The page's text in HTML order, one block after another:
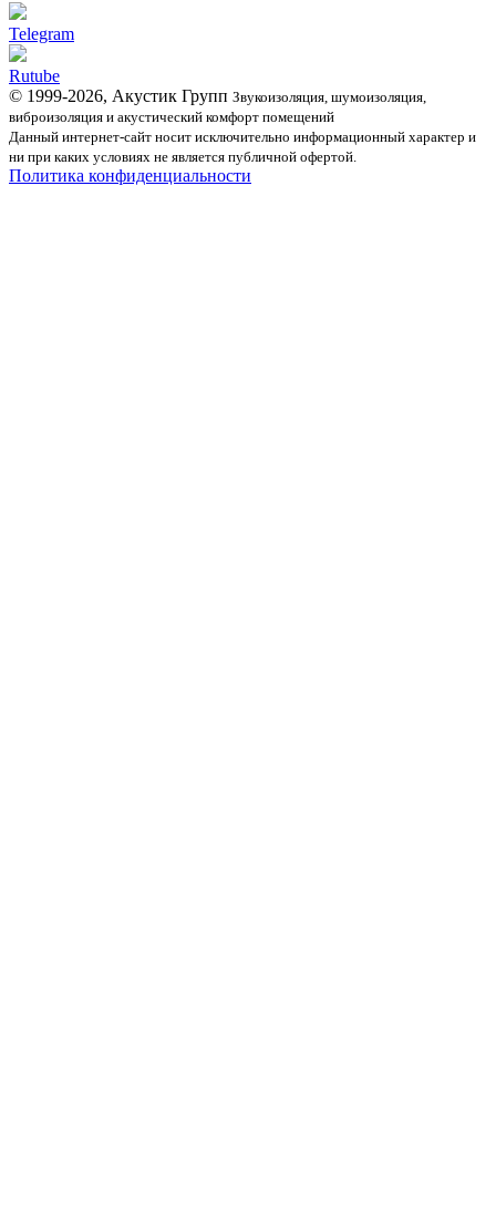
Telegram
Rutube
© 1999-2026, Акустик Групп Звукоизоляция, шумоизоляция,
виброизоляция и акустический комфорт помещений
Данный интернет-сайт носит исключительно информационный характер и
ни при каких условиях не является публичной офертой.
Политика конфиденциальности